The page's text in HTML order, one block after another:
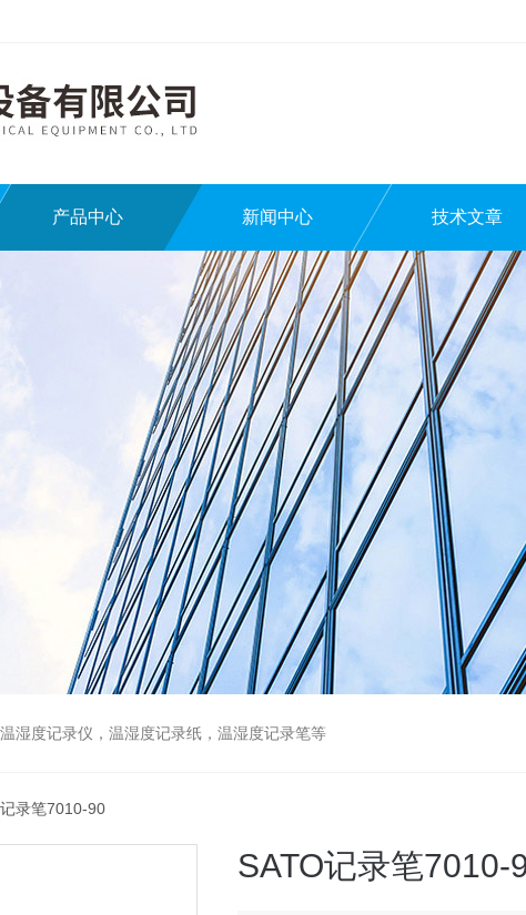
产品中心 新闻中心 技术文章
湿度记录仪，温湿度记录纸，温湿度记录笔等
录笔7010-90
SATO记录笔7010-